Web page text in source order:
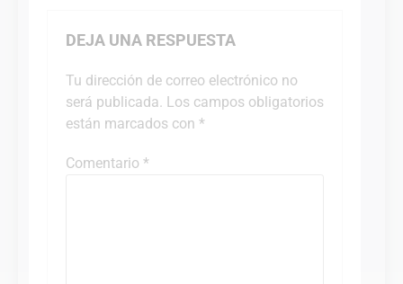
DEJA UNA RESPUESTA
Tu dirección de correo electrónico no
será publicada. Los campos obligatorios
están marcados con *
Comentario *